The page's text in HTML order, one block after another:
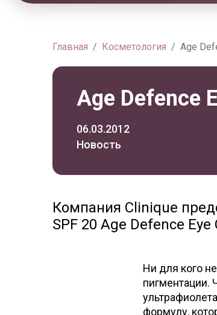
Главная Косметология Age
Age Defence
06.03.2012
Новость
Компания Clinique
SPF 20 Age Defence
Ни для кого
пигментации.
формулу,